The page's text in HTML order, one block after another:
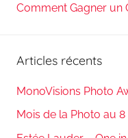
Comment Gagner un
Articles récents
MonoVisions Photo
Mois de la Photo au